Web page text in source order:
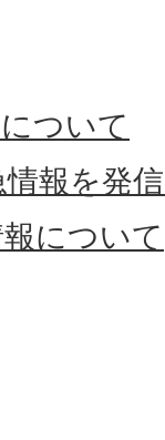
ついて
報を発
について